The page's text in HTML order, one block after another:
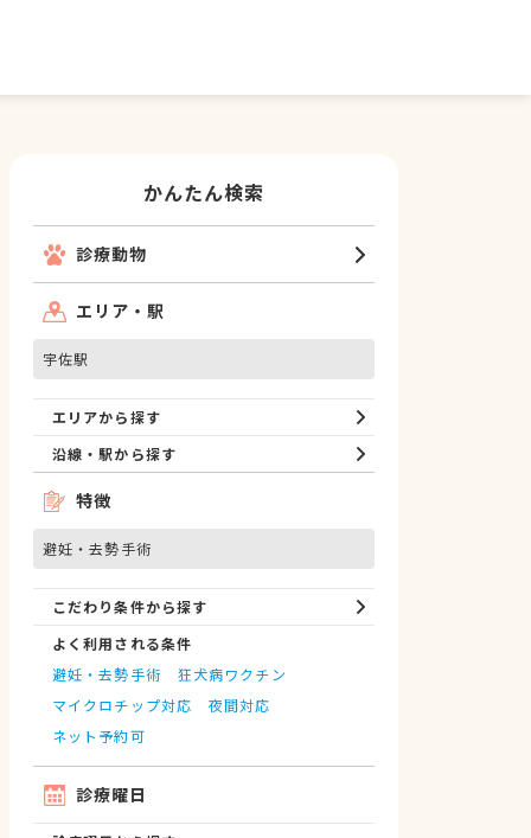
かんたん検索
診療動物
エリア・駅
宇佐駅
エリアから探す
沿線・駅から探す
特徴
避妊・去勢手術
こだわり条件から探す
よく利用される条件
避妊・去勢手術
狂犬病ワクチン
マイクロチップ対応
夜間対応
ネット予約可
診療曜日